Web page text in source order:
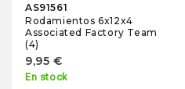
AS91561
Rodamientos 6x12x4
Associated Factory Team
(4)
9,95 €
En stock